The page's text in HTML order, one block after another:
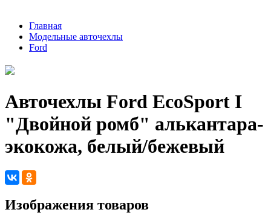
Главная
Модельные авточехлы
Ford
Авточехлы Ford EcoSport I
"Двойной ромб" алькантара-
экокожа, белый/бежевый
Изображения товаров